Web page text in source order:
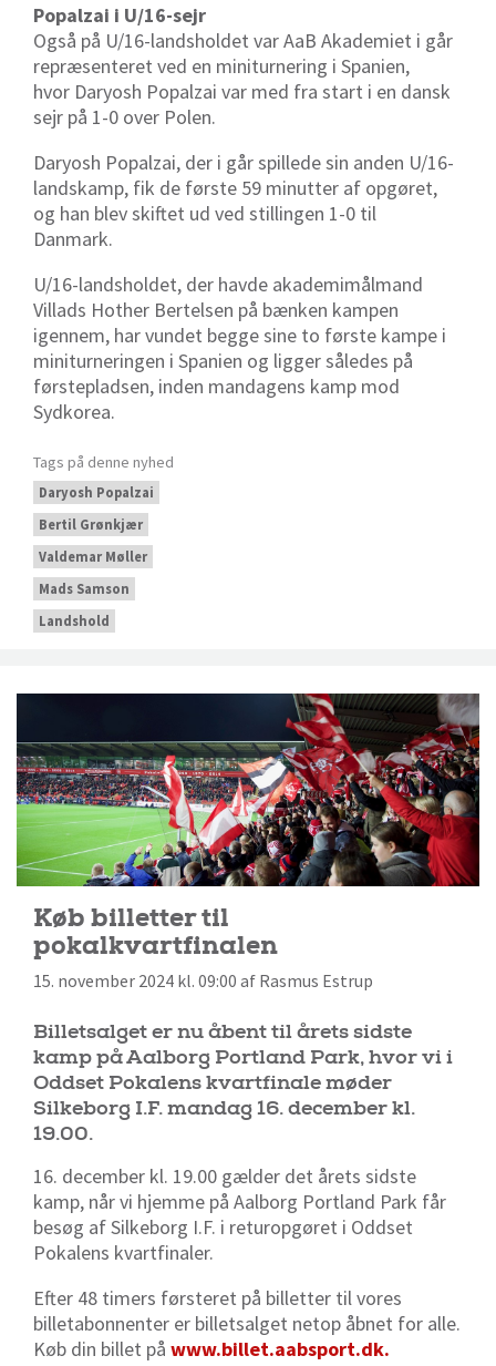
Popalzai i U/16-sejr
Også på U/16-landsholdet var AaB Akademiet i går
repræsenteret ved en miniturnering i Spanien,
hvor Daryosh Popalzai var med fra start i en dansk
sejr på 1-0 over Polen.
Daryosh Popalzai, der i går spillede sin anden U/16-
landskamp, fik de første 59 minutter af opgøret,
og han blev skiftet ud ved stillingen 1-0 til
Danmark.
U/16-landsholdet, der havde akademimålmand
Villads Hother Bertelsen på bænken kampen
igennem, har vundet begge sine to første kampe i
miniturneringen i Spanien og ligger således på
førstepladsen, inden mandagens kamp mod
Sydkorea.
Tags på denne nyhed
Daryosh Popalzai
Bertil Grønkjær
Valdemar Møller
Mads Samson
Landshold
Køb billetter til
pokalkvartfinalen
15. november 2024 kl. 09:00 af Rasmus Estrup
Billetsalget er nu åbent til årets sidste
kamp på Aalborg Portland Park, hvor vi i
Oddset Pokalens kvartfinale møder
Silkeborg I.F. mandag 16. december kl.
19.00.
16. december kl. 19.00 gælder det årets sidste
kamp, når vi hjemme på Aalborg Portland Park får
besøg af Silkeborg I.F. i returopgøret i Oddset
Pokalens kvartfinaler.
Efter 48 timers førsteret på billetter til vores
billetabonnenter er billetsalget netop åbnet for alle.
Køb din billet på www.billet.aabsport.dk.